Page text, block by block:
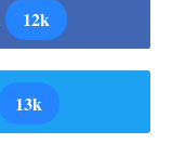
12k
13k